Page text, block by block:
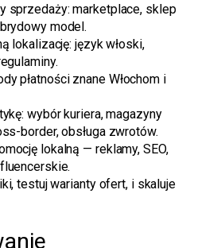
sprzedaży: marketplace, sklep
model.
lokalizację: język włoski,
płatności znane Włochom i
wybór kuriera, magazyny
border, obsługa zwrotów.
lokalną — reklamy, SEO,
testuj warianty ofert, i skaluje